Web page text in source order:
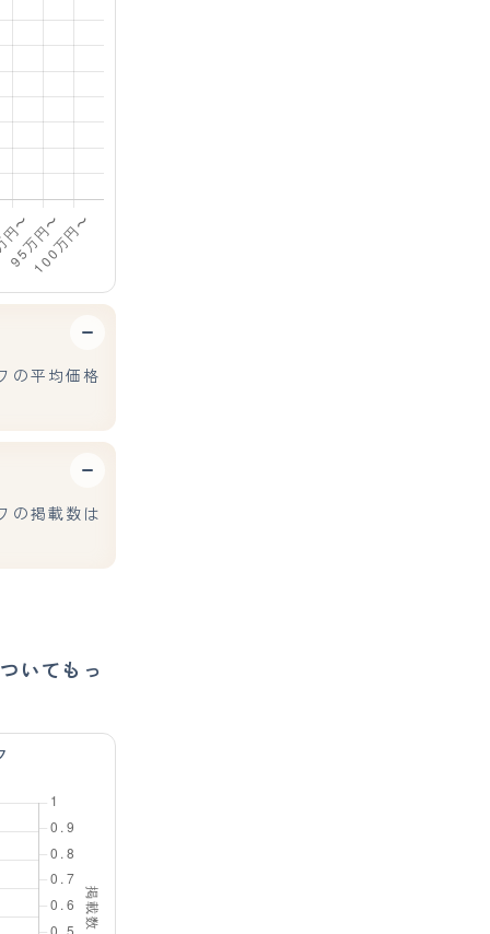
の平均価格
の掲載数は
いてもっ